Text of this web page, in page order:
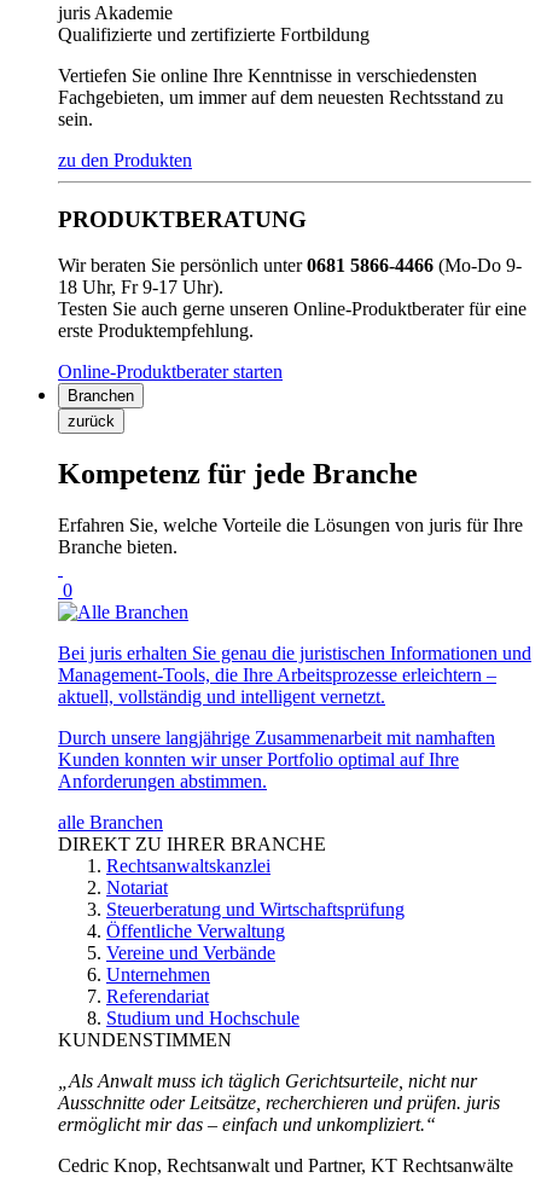
juris Akademie
Qualifizierte und zertifizierte Fortbildung
Vertiefen Sie online Ihre Kenntnisse in verschiedensten
Fachgebieten, um immer auf dem neuesten Rechtsstand zu
sein.
zu den Produkten
PRODUKTBERATUNG
Wir beraten Sie persönlich unter0681 5866-4466 (Mo-Do 9-
18 Uhr, Fr 9-17 Uhr).
Testen Sie auch gerne unseren Online-Produktberater für eine
erste Produktempfehlung.
Online-Produktberater starten
Branchen
zurück
Kompetenz für jede Branche
Erfahren Sie, welche Vorteile die Lösungen von juris für Ihre
Branche bieten.
0
Bei juris erhalten Sie genau die juristischen Informationen und
Management-Tools, die Ihre Arbeitsprozesse erleichtern –
aktuell, vollständig und intelligent vernetzt.
Durch unsere langjährige Zusammenarbeit mit namhaften
Kunden konnten wir unser Portfolio optimal auf Ihre
Anforderungen abstimmen.
alle Branchen
DIREKT ZU IHRER BRANCHE
Rechtsanwaltskanzlei
Notariat
Steuerberatung und Wirtschaftsprüfung
Öffentliche Verwaltung
Vereine und Verbände
Unternehmen
Referendariat
Studium und Hochschule
KUNDENSTIMMEN
„Als Anwalt muss ich täglich Gerichtsurteile, nicht nur
Ausschnitte oder Leitsätze, recherchieren und prüfen. juris
ermöglicht mir das – einfach und unkompliziert.“
Cedric Knop, Rechtsanwalt und Partner, KT Rechtsanwälte